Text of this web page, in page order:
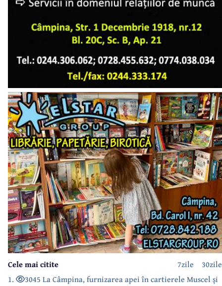
30zile
7zile
Cele mai citite
1.
3045 La Câmpina, furnizarea apei în cartierele Muscel și